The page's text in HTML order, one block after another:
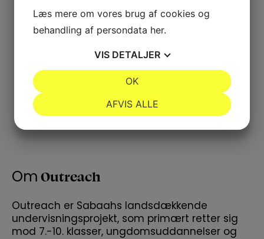
Om Outreach
Outreach er Sabaahs landsdækkende
undervisningsprojekt, som primært retter sig
mod 7.-10. klasser, ungdomsuddannelser og
Læs mere om vores brug af cookies og
behandling af persondata her.
VIS DETALJER
AFVIS ALLE
OK